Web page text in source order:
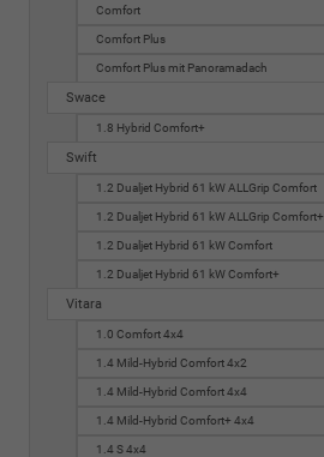
Comfort
Comfort Plus
Comfort Plus mit Panoramadach
Swace
1.8 Hybrid Comfort+
Swift
1.2 Dualjet Hybrid 61 kW ALLGrip Comfort
1.2 Dualjet Hybrid 61 kW ALLGrip Comfort+
1.2 Dualjet Hybrid 61 kW Comfort
1.2 Dualjet Hybrid 61 kW Comfort+
Vitara
1.0 Comfort 4x4
1.4 Mild-Hybrid Comfort 4x2
1.4 Mild-Hybrid Comfort 4x4
1.4 Mild-Hybrid Comfort+ 4x4
1.4 S 4x4